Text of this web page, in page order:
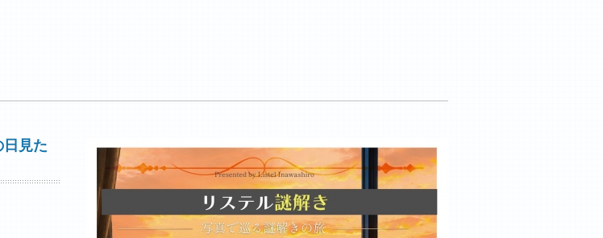
日見た